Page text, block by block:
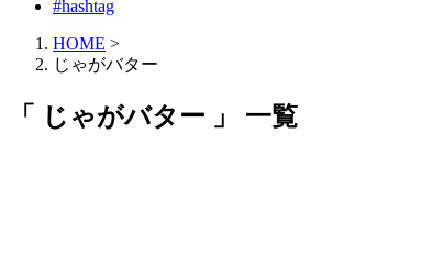
#hashtag
HOME >
じゃがバター
「 じゃがバター 」 一覧